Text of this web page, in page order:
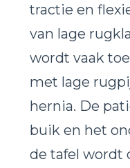
tractie en
van lage
wordt vaak
met lage
hernia. De
buik en het
de tafel wordt